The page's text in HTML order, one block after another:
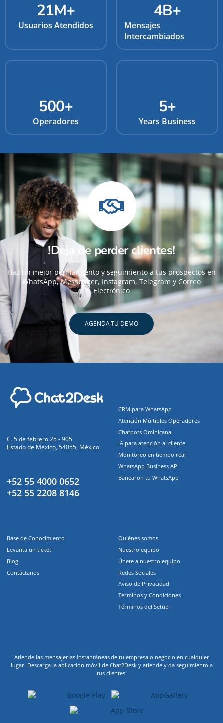
Usuarios Atendidos
21M+
Mensajes
Intercambiados
4B+
Operadores
500+
Years Business
5+
!Deja de perder clientes!
Haz un mejor perfilamiento y seguimiento a tus prospectos en
WhatsApp, Messenger, Instagram, Telegram y Correo
Electrónico
AGENDA TU DEMO
C. 5 de febrero 25 - 905
Estado de México, 54055, México
+52 55 4000 0652
+52 55 2208 8146
CRM para WhatsApp
Atención Múltiples Operadores
Chatbots Ominicanal
IA para atención al cliente
Monitoreo en tiempo real
WhatsApp Business API
Banearon tu WhatsApp
Base de Conocimiento
Levanta un ticket
Blog
Contáctanos
Quiénes somos
Nuestro equipo
Únete a nuestro equipo
Redes Sociales
Aviso de Privacidad
Términos y Condiciones
Términos del Setup
Atiende las mensajerías instantáneas de tu empresa o negocio en cualquier
lugar. Descarga la aplicación móvil de Chat2Desk y atiende y da seguimiento a
tus clientes.